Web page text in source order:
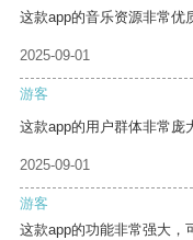
这款app的音乐资源非常优
2025-09-01
游客
这款app的用户群体非常庞
2025-09-01
游客
这款app的功能非常强大，